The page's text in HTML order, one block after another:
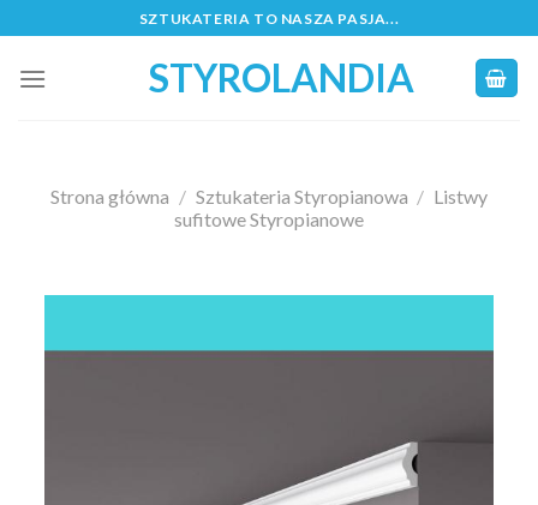
to
content
SZTUKATERIA TO NASZA PASJA...
STYROLANDIA
Strona główna / Sztukateria Styropianowa / Listwy
sufitowe Styropianowe